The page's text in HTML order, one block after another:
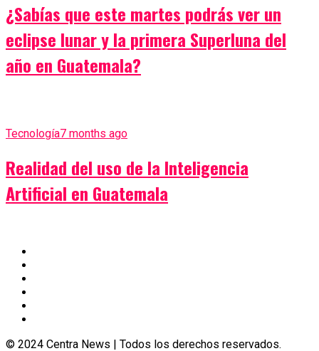
¿Sabías que este martes podrás ver un
eclipse lunar y la primera Superluna del
año en Guatemala?
Tecnología7 months ago
Realidad del uso de la Inteligencia
Artificial en Guatemala
© 2024 Centra News | Todos los derechos reservados.